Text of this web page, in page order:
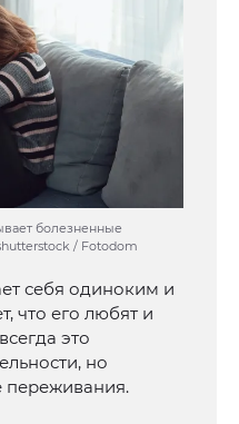
болезненные
/ Fotodom
себя одиноким и
что его любят и
это
но
переживания.